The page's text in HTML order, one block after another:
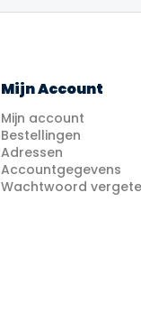
Mijn Account
Mijn account
Bestellingen
Adressen
Accountgegevens
Wachtwoord